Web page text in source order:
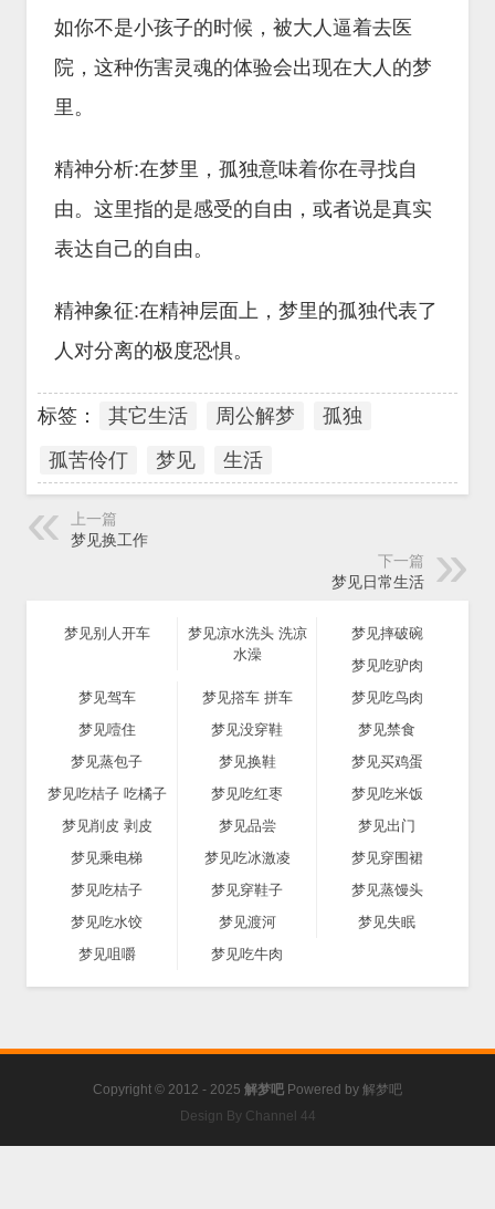
如你不是小孩子的时候，被大人逼着去医
院，这种伤害灵魂的体验会出现在大人的梦
里。
精神分析:在梦里，孤独意味着你在寻找自
由。这里指的是感受的自由，或者说是真实
表达自己的自由。
精神象征:在精神层面上，梦里的孤独代表了
人对分离的极度恐惧。
标签： 其它生活 周公解梦
孤独
孤苦伶仃
梦见 生活
上一篇
梦见换工作
下一篇
梦见日常生活
梦见别人开车
梦见凉水洗头 洗凉
水澡
梦见摔破碗
梦见吃驴肉
梦见驾车
梦见撘车 拼车
梦见吃鸟肉
梦见噎住
梦见没穿鞋
梦见禁食
梦见蒸包子
梦见换鞋
梦见买鸡蛋
梦见吃桔子 吃橘子
梦见吃红枣
梦见吃米饭
梦见削皮 剥皮
梦见品尝
梦见出门
梦见乘电梯
梦见吃冰激凌
梦见穿围裙
梦见吃桔子
梦见穿鞋子
梦见蒸馒头
梦见吃水饺
梦见渡河
梦见失眠
梦见咀嚼
梦见吃牛肉
Copyright © 2012 - 2025 解梦吧 Powered by 解梦吧
Design By Channel 44